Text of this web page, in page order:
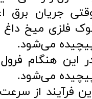
جریان برق
فلزی میخ
می‌شود.
این هنگام
می‌شود.
فرآیند از